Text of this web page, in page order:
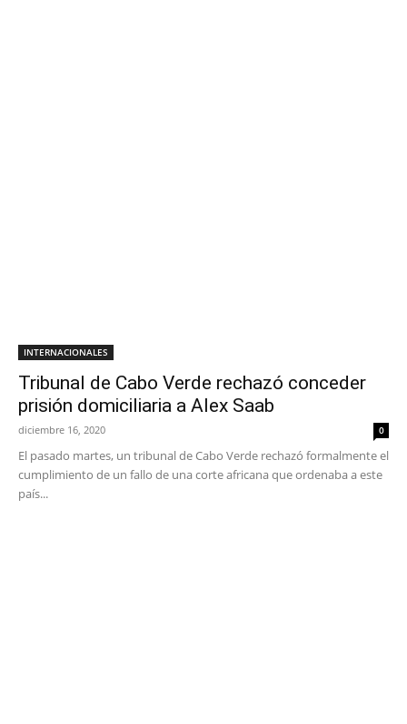
INTERNACIONALES
Tribunal de Cabo Verde rechazó conceder
prisión domiciliaria a Alex Saab
diciembre 16, 2020 0
El pasado martes, un tribunal de Cabo Verde rechazó formalmente el
cumplimiento de un fallo de una corte africana que ordenaba a este
país...